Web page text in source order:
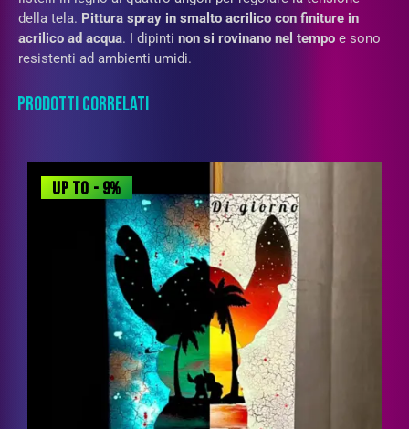
della tela. Pittura spray in smalto acrilico con finiture in
acrilico ad acqua. I dipinti non si rovinano nel tempo e sono
resistenti ad ambienti umidi.
PRODOTTI CORRELATI
UP TO - 9%